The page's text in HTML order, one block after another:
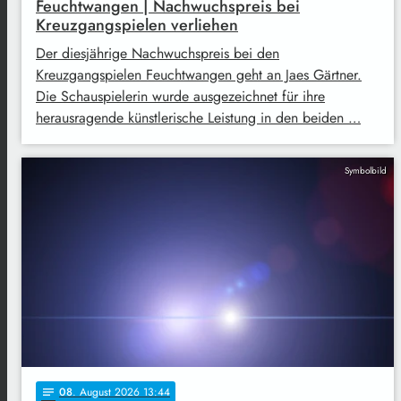
Feuchtwangen | Nachwuchspreis bei
Kreuzgangspielen verliehen
Der diesjährige Nachwuchspreis bei den
Kreuzgangspielen Feuchtwangen geht an Jaes Gärtner.
Die Schauspielerin wurde ausgezeichnet für ihre
herausragende künstlerische Leistung in den beiden …
Symbolbild
notes 08. August 2026 13:44